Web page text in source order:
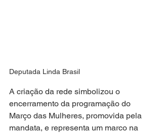
Deputada Linda Brasil
A criação da rede simbolizou o
encerramento da programação do
Março das Mulheres, promovida pela
mandata, e representa um marco na